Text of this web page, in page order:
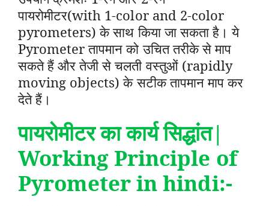
पायरोमीटर(with 1-color and 2-color
pyrometers) के साथ किया जा सकता है। ये
Pyrometer तापमान को उचित तरीके से माप
सकते हैं और तेजी से चलती वस्तुओं (rapidly
moving objects) के सटीक तापमान माप कर
देते हैं।
पायरोमीटर का कार्य सिद्धांत|
Working Principle of
Pyrometer in hindi:-